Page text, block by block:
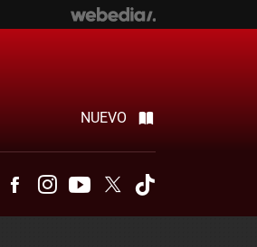
NUEVO
TelegramFacebookInstagramYoutubeTwitter